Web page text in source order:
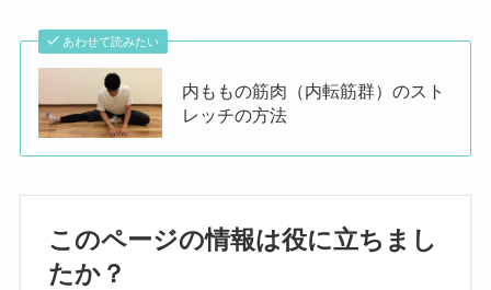
あわせて読みたい
内ももの筋肉（内転筋群）のスト
レッチの方法
このページの情報は役に立ちまし
たか？